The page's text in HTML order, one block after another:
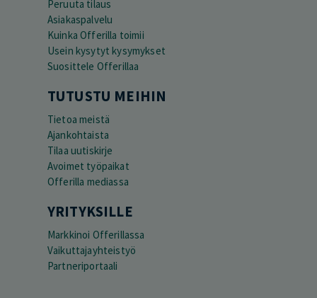
Peruuta tilaus
Asiakaspalvelu
Kuinka Offerilla toimii
Usein kysytyt kysymykset
Suosittele Offerillaa
TUTUSTU MEIHIN
Tietoa meistä
Ajankohtaista
Tilaa uutiskirje
Avoimet työpaikat
Offerilla mediassa
YRITYKSILLE
Markkinoi Offerillassa
Vaikuttajayhteistyö
Partneriportaali